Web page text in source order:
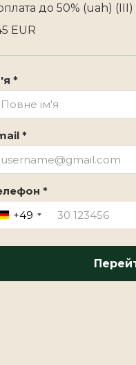
до 50% (uah) (III)
EUR
*
*
*
+49